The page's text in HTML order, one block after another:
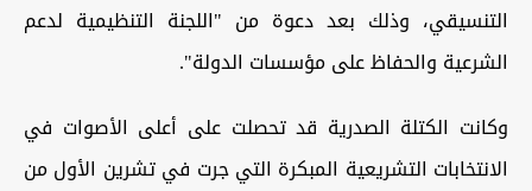
التنسيقي، وذلك بعد دعوة من "اللجنة التنظيمية لدعم
الشرعية والحفاظ على مؤسسات الدولة".
وكانت الكتلة الصدرية قد تحصلت على أعلى الأصوات في
الانتخابات التشريعية المبكرة التي جرت في تشرين الأول من